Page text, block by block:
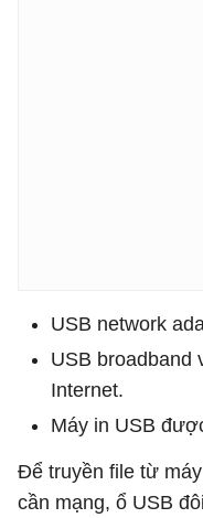
USB network
USB broadband
Internet.
Máy in USB
Để truyền file từ
cần mạng, ổ USB